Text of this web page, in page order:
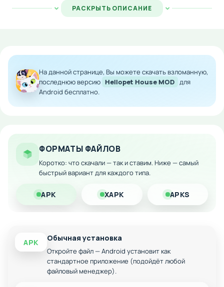
многочисленных питомцах и наладить отношения с
кошками и собаками. Во время приключения героиня
Особенности мода:
Улучшение и восстановление придомового
Развитие отношений с питомцами
Казуальный геймплей без спешки и стресса
Скачайте модифицированную версию Hellopet House на
Android и начните строить новую жизнь в уютном
деревенском доме!
РАСКРЫТЬ ОПИСАНИЕ
На данной странице, Вы можете скачать взломанную,
последнюю версию Hellopet House MOD для
Android бесплатно.
ФОРМАТЫ ФАЙЛОВ
Коротко: что скачали — так и ставим. Ниже — самый
быстрый вариант для каждого типа.
APK XAPK APKS
APK Обычная установка
Откройте файл — Android установит как
стандартное приложение (подойдёт любой
файловый менеджер).